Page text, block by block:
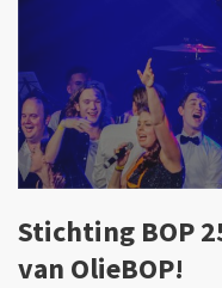
Stichting BOP
van OlieBOP!